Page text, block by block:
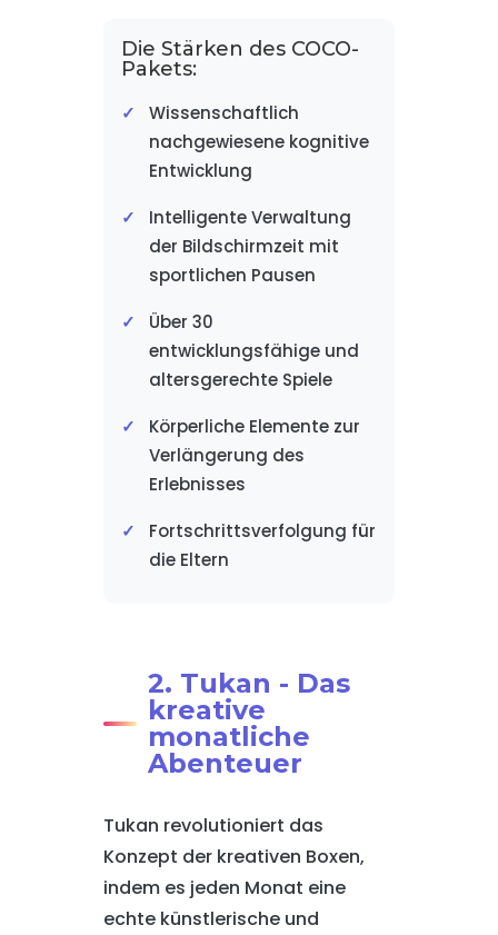
Die Stärken des COCO-
Pakets:
Wissenschaftlich
nachgewiesene kognitive
Entwicklung
Intelligente Verwaltung
der Bildschirmzeit mit
sportlichen Pausen
Über 30
entwicklungsfähige und
altersgerechte Spiele
Körperliche Elemente zur
Verlängerung des
Erlebnisses
Fortschrittsverfolgung für
die Eltern
2. Tukan - Das
kreative
monatliche
Abenteuer
Tukan revolutioniert das
Konzept der kreativen Boxen,
indem es jeden Monat eine
echte künstlerische und